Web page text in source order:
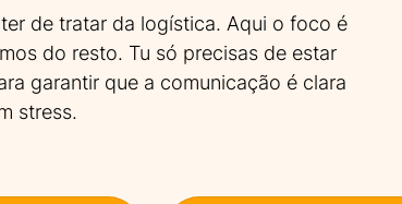
de tratar da logística. Aqui o foco é
do resto. Tu só precisas de estar
garantir que a comunicação é clara
stress.